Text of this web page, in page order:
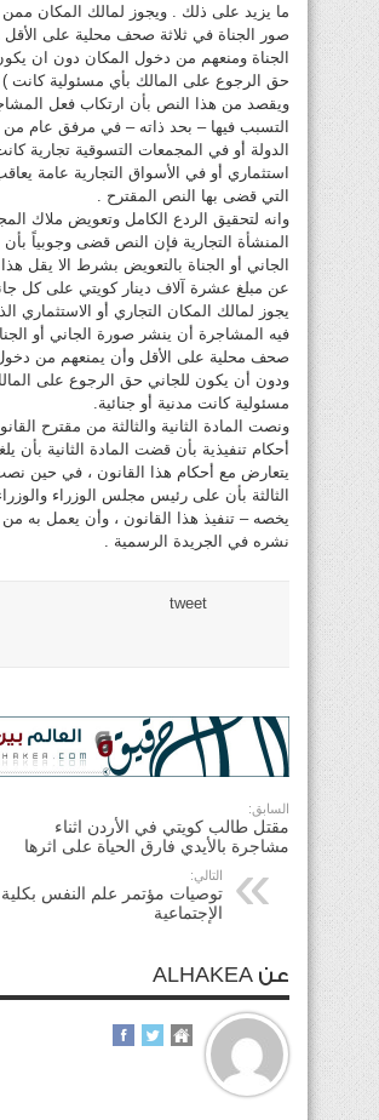
ما يزيد على ذلك . ويجوز لمالك المكان ممن
صور الجناة في ثلاثة صحف محلية على
الجناة ومنعهم من دخول المكان دون ان
حق الرجوع على المالك بأي مسئولية كانت ) .
ويقصد من هذا النص بأن ارتكاب فعل
التسبب فيها – بحد ذاته – في مرفق عام
الدولة أو في المجمعات التسوقية تجارية
استثماري أو في الأسواق التجارية عامة
التي قضى بها النص المقترح .
وانه لتحقيق الردع الكامل وتعويض ملاك
المنشأة التجارية فإن النص قضى وجوبياً
الجاني أو الجناة بالتعويض بشرط الا يقل
عن مبلغ عشرة آلاف دينار كويتي على كل
يجوز لمالك المكان التجاري أو الاستثماري
فيه المشاجرة أن ينشر صورة الجاني أو
صحف محلية على الأقل وأن يمنعهم من
ودون أن يكون للجاني حق الرجوع على
مسئولية كانت مدنية أو جنائية.
ونصت المادة الثانية والثالثة من مقترح
أحكام تنفيذية بأن قضت المادة الثانية بأن
يتعارض مع أحكام هذا القانون ، في حين
الثالثة بأن على رئيس مجلس الوزراء
يخصه – تنفيذ هذا القانون ، وأن يعمل به من
نشره في الجريدة الرسمية .
tweet
السابق:
مقتل طالب كويتي في الأردن اثناء
مشاجرة بالأيدي فارق الحياة على اثرها
التالي:
توصيات مؤتمر علم النفس بكلية
الإجتماعية
عن ALHAKEA